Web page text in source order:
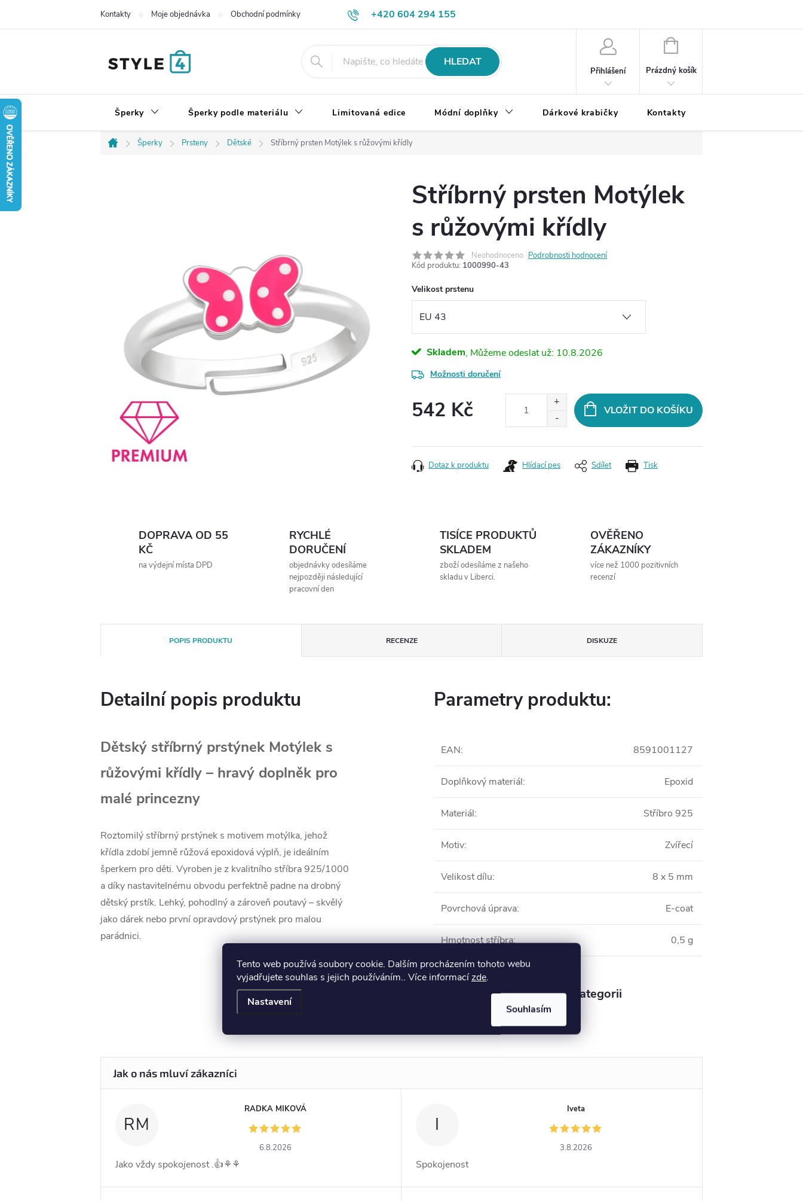
Tento web používá soubory cookie. Dalším procházením tohoto webu
vyjadřujete souhlas s jejich používáním.. Více informacízde.
Nastavení
Souhlasím
+420 604 294 155
Kontakty Moje objednávka Obchodní podmínky Výměna, vrácení a reklamace zboží
HLEDAT
Přihlášení
NÁKUPNÍ
Prázdný košík
Šperky Šperky podle materiálu Limitovaná edice Módní doplňky Dárkové krabičky Kontakty
Domů
Šperky Prsteny Dětské Stříbrný prsten Motýlek s růžovými křídly
Stříbrný prsten Motýlek
s růžovými křídly
Neohodnoceno Podrobnosti hodnocení
Kód produktu: 1000990-43
Velikost prstenu
Skladem 10.8.2026
Možnosti doručení
542 Kč VLOŽIT DO KOŠÍKU
Tisk
Dotaz k produktu Hlídací pes Sdílet
DOPRAVA OD 55
KČ
na výdejní místa DPD
RYCHLÉ
DORUČENÍ
objednávky odesíláme
nejpozději následující
pracovní den
TISÍCE PRODUKTŮ
SKLADEM
zboží odesíláme z našeho
skladu v Liberci.
OVĚŘENO
ZÁKAZNÍKY
více než 1000 pozitivních
recenzí
POPIS PRODUKTU RECENZE DISKUZE
Detailní popis produktu
Dětský stříbrný prstýnek Motýlek s
růžovými křídly – hravý doplněk pro
malé princezny
Roztomilý stříbrný prstýnek s motivem motýlka, jehož
křídla zdobí jemně růžová epoxidová výplň, je ideálním
šperkem pro děti. Vyroben je z kvalitního stříbra 925/1000
a díky nastavitelnému obvodu perfektně padne na drobný
dětský prstík. Lehký, pohodlný a zároveň poutavý – skvělý
jako dárek nebo první opravdový prstýnek pro malou
parádnici.
Parametry produktu:
EAN: 8591001127
Doplňkový materiál: Epoxid
Materiál: Stříbro 925
Motiv: Zvířecí
Velikost dílu: 8 x 5 mm
Povrchová úprava: E-coat
Hmotnost stříbra: 0,5 g
Produkt naleznete v této kategorii
RM
RADKA MIKOVÁ
6.8.2026
Jako vždy spokojenost .👍⚘️⚘️
I
Iveta
3.8.2026
Spokojenost